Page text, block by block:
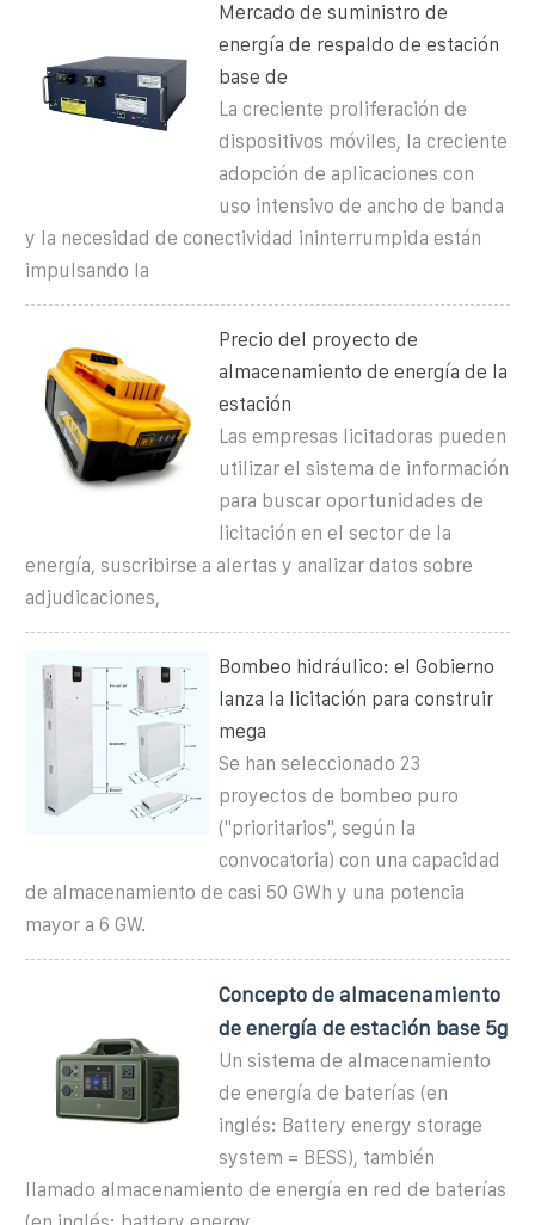
Mercado de suministro de
energía de respaldo de estación
base de
La creciente proliferación de
dispositivos móviles, la creciente
adopción de aplicaciones con
uso intensivo de ancho de banda
y la necesidad de conectividad ininterrumpida están
impulsando la
Precio del proyecto de
almacenamiento de energía de la
estación
Las empresas licitadoras pueden
utilizar el sistema de información
para buscar oportunidades de
licitación en el sector de la
energía, suscribirse a alertas y analizar datos sobre
adjudicaciones,
Bombeo hidráulico: el Gobierno
lanza la licitación para construir
mega
Se han seleccionado 23
proyectos de bombeo puro
("prioritarios", según la
convocatoria) con una capacidad
de almacenamiento de casi 50 GWh y una potencia
mayor a 6 GW.
Concepto de almacenamiento
de energía de estación base 5g
Un sistema de almacenamiento
de energía de baterías (en
inglés: Battery energy storage
system = BESS), también
llamado almacenamiento de energía en red de baterías